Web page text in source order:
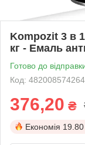
Kompozit 3 в
кг - Емаль
Готово до
Код:
376,20 ₴
Економія